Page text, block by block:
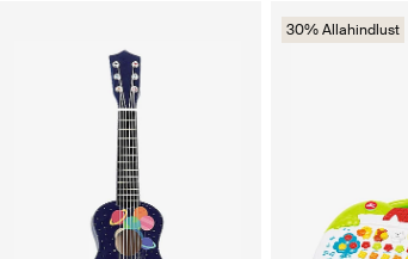
30% Allahindlust